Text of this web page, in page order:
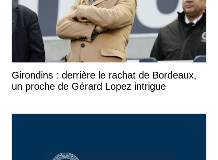
Girondins : derrière le rachat de Bordeaux,
un proche de Gérard Lopez intrigue